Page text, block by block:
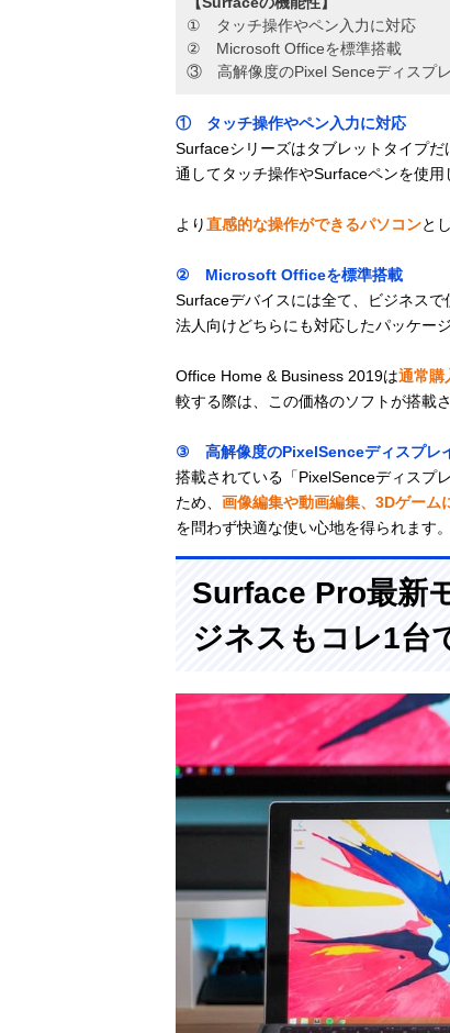
① タッチ操作やペン入力に対応
② Microsoft Officeを標準搭載
③ 高解像度のPixel Senceディスプ
① タッチ操作やペン入力に対応
Surfaceシリーズはタブレットタイプ
通してタッチ操作やSurfaceペンを使用
より直感的な操作ができるパソコンと
② Microsoft Officeを標準搭載
Surfaceデバイスには全て、ビジネス
法人向けどちらにも対応したパッケー
Office Home & Business 2019は通常購
較する際は、この価格のソフトが搭載
③ 高解像度のPixelSenceディスプレ
搭載されている「PixelSenceディスプ
ため、 画像編集や動画編集、3Dゲーム
を問わず快適な使い心地を得られます。
Surface Pro最新
ジネスもコレ1台